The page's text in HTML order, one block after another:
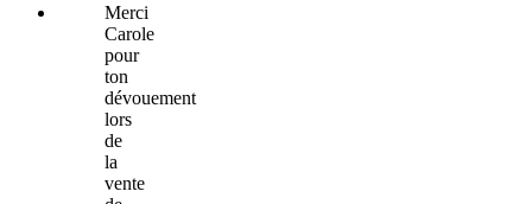
Merci
Carole
pour
ton
dévouement
lors
de
la
vente